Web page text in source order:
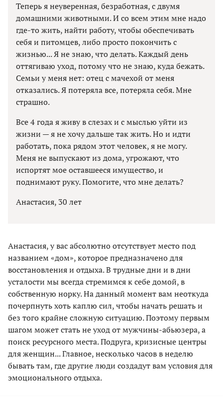
Теперь я неуверенная, безработная, с двумя
домашними животными. И со всем этим мне надо
где-то жить, найти работу, чтобы обеспечивать
себя и питомцев, либо просто покончить с
жизнью... Я не знаю, что делать. Каждый день
оттягиваю уход, потому что не знаю, куда бежать.
Семьи у меня нет: отец с мачехой от меня
отказались. Я потеряла все, потеряла себя. Мне
страшно.
Все 4 года я живу в слезах и с мыслью уйти из
жизни — я не хочу дальше так жить. Но и идти
работать, пока рядом этот человек, я не могу.
Меня не выпускают из дома, угрожают, что
испортят мое оставшееся имущество, и
поднимают руку. Помогите, что мне делать?
Анастасия, 30 лет
Анастасия, у вас абсолютно отсутствует место под
названием «дом», которое предназначено для
восстановления и отдыха. В трудные дни и в дни
усталости мы всегда стремимся к себе домой, в
собственную норку. На данный момент вам неоткуда
почерпнуть хоть каплю сил, чтобы начать решать и
без того крайне сложную ситуацию. Поэтому первым
шагом может стать не уход от мужчины-абьюзера, а
поиск ресурсного места. Подруга, кризисные центры
для женщин... Главное, несколько часов в неделю
бывать там, где другие люди создадут вам условия для
эмоционального отдыха.